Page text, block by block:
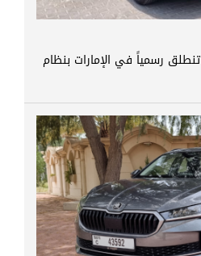
سوزوكي أكروس 2026 تنطلق رسمياً في الإمارات بنظام